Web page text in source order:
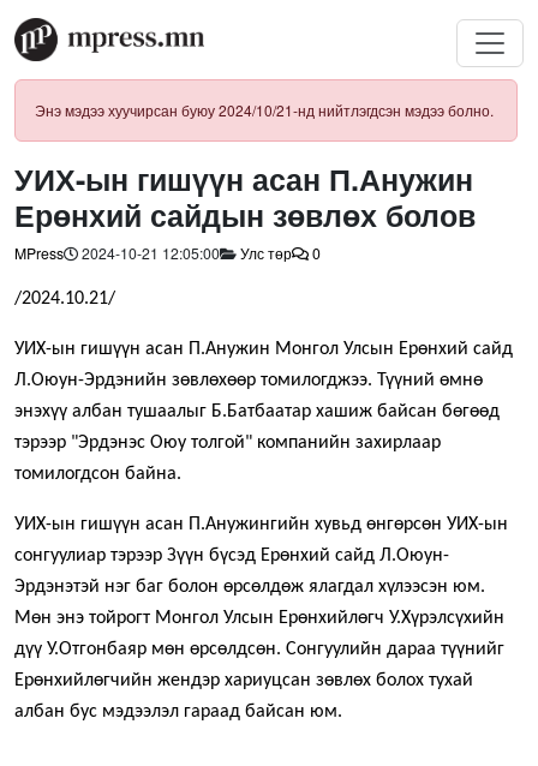
Энэ мэдээ хуучирсан буюу 2024/10/21-нд нийтлэгдсэн мэдээ болно.
УИХ-ын гишүүн асан П.Анужин
Ерөнхий сайдын зөвлөх болов
MPress 2024-10-21 12:05:00 Улс төр 0
/2024.10.21/
УИХ-ын гишүүн асан П.Анужин Монгол Улсын Ерөнхий сайд
Л.Оюун-Эрдэнийн зөвлөхөөр томилогджээ. Түүний өмнө
энэхүү албан тушаалыг Б.Батбаатар хашиж байсан бөгөөд
тэрээр "Эрдэнэс Оюу толгой" компанийн захирлаар
томилогдсон байна.
УИХ-ын гишүүн асан П.Анужингийн хувьд өнгөрсөн УИХ-ын
сонгуулиар тэрээр Зүүн бүсэд Ерөнхий сайд Л.Оюун-
Эрдэнэтэй нэг баг болон өрсөлдөж ялагдал хүлээсэн юм.
Мөн энэ тойрогт Монгол Улсын Ерөнхийлөгч У.Хүрэлсүхийн
дүү У.Отгонбаяр мөн өрсөлдсөн. Сонгуулийн дараа түүнийг
Ерөнхийлөгчийн жендэр хариуцсан зөвлөх болох тухай
албан бус мэдээлэл гараад байсан юм.